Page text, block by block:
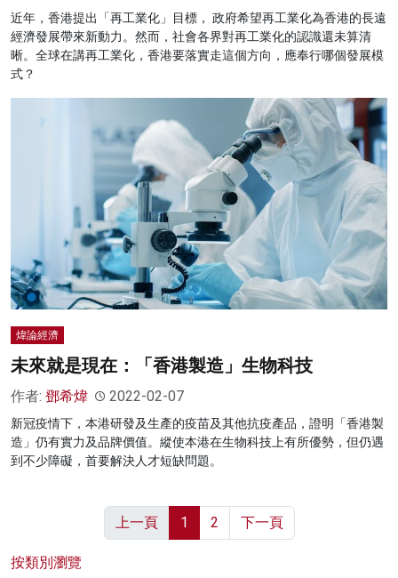
近年，香港提出「再工業化」目標， 政府希望再工業化為香港的長遠
經濟發展帶來新動力。然而，社會各界對再工業化的認識還未算清
晰。全球在講再工業化，香港要落實走這個方向，應奉行哪個發展模
式？
煒論經濟
未來就是現在：「香港製造」生物科技
作者: 鄧希煒 2022-02-07
新冠疫情下，本港研發及生產的疫苗及其他抗疫產品，證明「香港製
造」仍有實力及品牌價值。縱使本港在生物科技上有所優勢，但仍遇
到不少障礙，首要解決人才短缺問題。
上一頁 1 2 下一頁
按類別瀏覽